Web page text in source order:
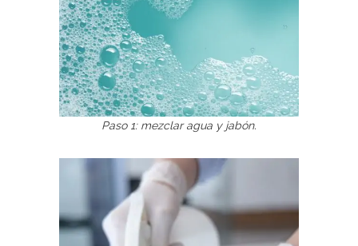
Paso 1: mezclar agua y jabón.